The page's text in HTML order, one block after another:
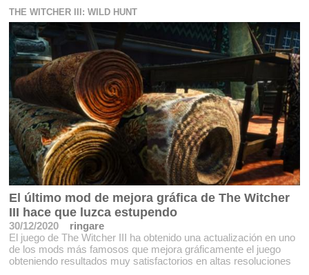
THE WITCHER III: WILD HUNT
El último mod de mejora gráfica de The Witcher
III hace que luzca estupendo
30/12/2020
ringare
El juego de The Witcher III ha obtenido una actualización en uno
de los mods más famosos que mejora gráficamente el juego
obteniendo resultados muy satisfactorios en altas resoluciones